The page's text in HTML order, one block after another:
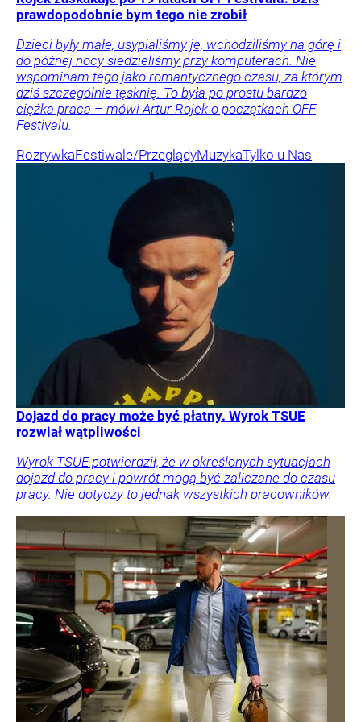
prawdopodobnie bym tego nie zrobił
Dzieci były małe, usypialiśmy je, wchodziliśmy na górę i
do późnej nocy siedzieliśmy przy komputerach. Nie
wspominam tego jako romantycznego czasu, za którym
dziś szczególnie tęsknię. To była po prostu bardzo
ciężka praca – mówi Artur Rojek o początkach OFF
Festivalu.
RozrywkaFestiwale/PrzeglądyMuzykaTylko u Nas
Dojazd do pracy może być płatny. Wyrok TSUE
rozwiał wątpliwości
Wyrok TSUE potwierdził, że w określonych sytuacjach
dojazd do pracy i powrót mogą być zaliczane do czasu
pracy. Nie dotyczy to jednak wszystkich pracowników.